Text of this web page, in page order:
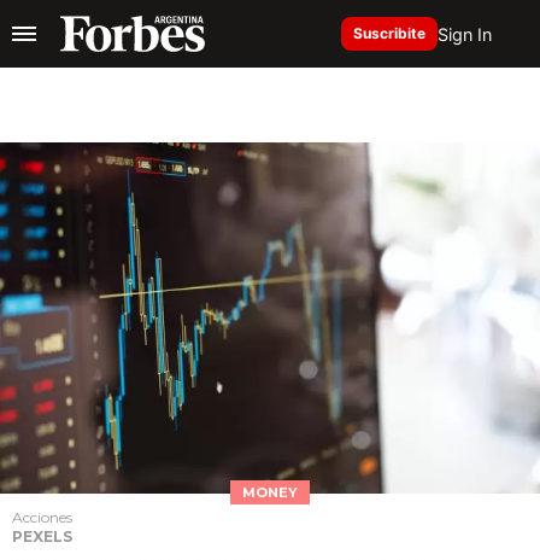
Suscribite Sign In
MONEY
Acciones
PEXELS